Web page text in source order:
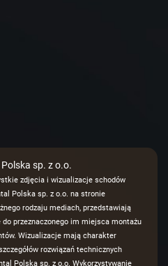
sp. z o.o.
zdjęcia i wizualizacje schodów
Polska sp. z o.o. na stronie
rodzaju mediach, przedstawiają
przeznaczonego im miejsca montażu
Wizualizacje mają charakter
rozwiązań technicznych
Polska sp. z o.o. Wykorzystywanie